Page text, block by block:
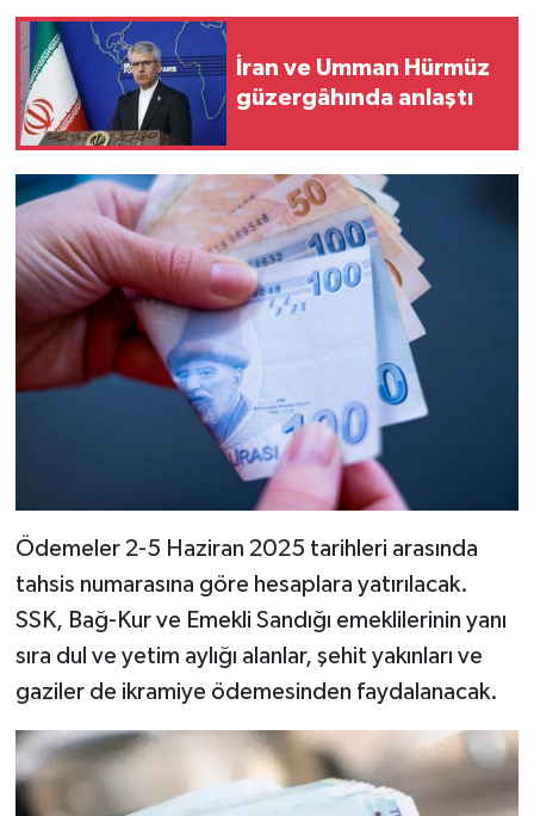
İran ve Umman Hürmüz
güzergâhında anlaştı
Ödemeler 2-5 Haziran 2025 tarihleri arasında
tahsis numarasına göre hesaplara yatırılacak.
SSK, Bağ-Kur ve Emekli Sandığı emeklilerinin yanı
sıra dul ve yetim aylığı alanlar, şehit yakınları ve
gaziler de ikramiye ödemesinden faydalanacak.